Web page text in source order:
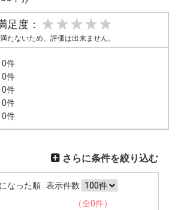
足度：
たないため、評価は出来ません。
0件
0件
0件
0件
0件
さらに条件を絞り込む
なった順 表示件数
（全0件）